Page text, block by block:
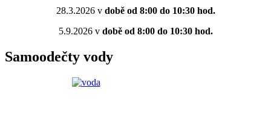
28.3.2026 vdobě od 8:00 do 10:30 hod.
5.9.2026 vdobě od 8:00 do 10:30 hod.
Samoodečty vody